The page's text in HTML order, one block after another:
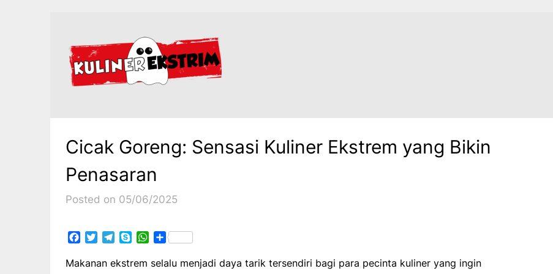
Cicak Goreng: Sensasi Kuliner Ekstrem yang Bikin
Penasaran
Posted on 05/06/2025
Facebook
TwitterTelegram
SkypeWhatsApp
Share
Makanan ekstrem selalu menjadi daya tarik tersendiri bagi para pecinta kuliner yang ingin